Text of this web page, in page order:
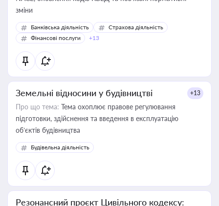
зміни
Банківська діяльність
Страхова діяльність
Фінансові послуги
+13
Земельні відносини у будівництві +13
Про що тема: Тема охоплює правове регулювання
підготовки, здійснення та введення в експлуатацію
об’єктів будівництва
Будівельна діяльність
Резонансний проєкт Цивільного кодексу: